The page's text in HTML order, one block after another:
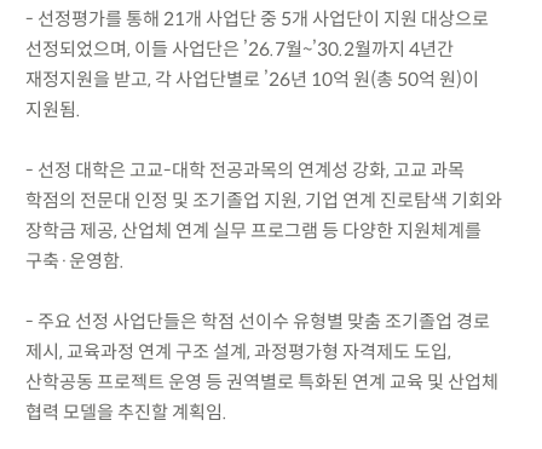
- 선정평가를 통해 21개 사업단 중 5개 사업단이 지원 대상으로
선정되었으며, 이들 사업단은 ’26.7월~’30.2월까지 4년간
재정지원을 받고, 각 사업단별로 ’26년 10억 원(총 50억 원)이
지원됨.
- 선정 대학은 고교-대학 전공과목의 연계성 강화, 고교 과목
학점의 전문대 인정 및 조기졸업 지원, 기업 연계 진로탐색 기회와
장학금 제공, 산업체 연계 실무 프로그램 등 다양한 지원체계를
구축·운영함.
- 주요 선정 사업단들은 학점 선이수 유형별 맞춤 조기졸업 경로
제시, 교육과정 연계 구조 설계, 과정평가형 자격제도 도입,
산학공동 프로젝트 운영 등 권역별로 특화된 연계 교육 및 산업체
협력 모델을 추진할 계획임.